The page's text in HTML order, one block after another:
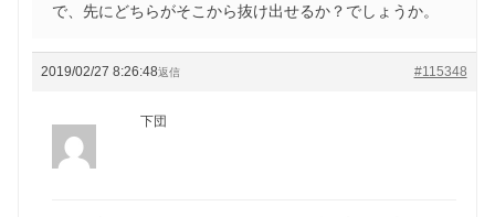
で、先にどちらがそこから抜け出せるか？でしょうか。
2019/02/27 8:26:48 #115348
返信
下団